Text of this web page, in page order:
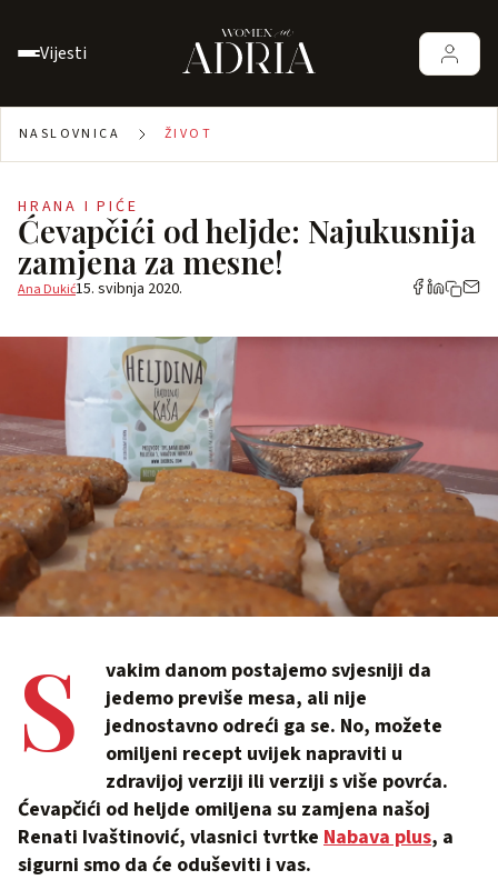
Vijesti
NASLOVNICA ŽIVOT
HRANA I PIĆE
Ćevapčići od heljde: Najukusnija
zamjena za mesne!
Ana Dukić15. svibnja 2020.
S
vakim danom postajemo svjesniji da
jedemo previše mesa, ali nije
jednostavno odreći ga se. No, možete
omiljeni recept uvijek napraviti u
zdravijoj verziji ili verziji s više povrća.
Ćevapčići od heljde omiljena su zamjena našoj
Renati Ivaštinović, vlasnici tvrtke Nabava plus, a
sigurni smo da će oduševiti i vas.